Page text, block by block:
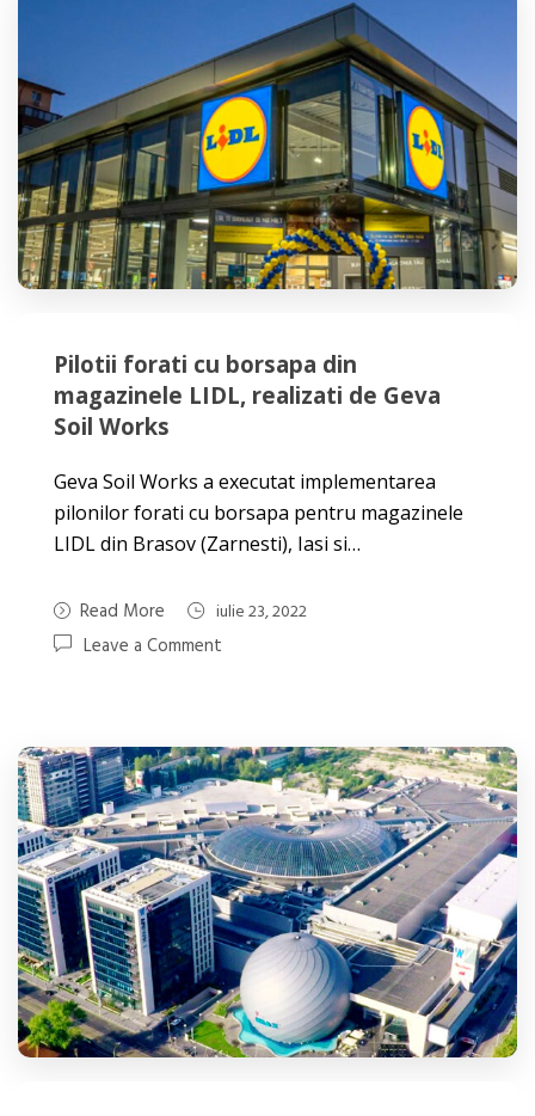
Pilotii forati cu borsapa din
magazinele LIDL, realizati de Geva
Soil Works
Geva Soil Works a executat implementarea
pilonilor forati cu borsapa pentru magazinele
LIDL din Brasov (Zarnesti), Iasi si…
Read More iulie 23, 2022
Leave a Comment